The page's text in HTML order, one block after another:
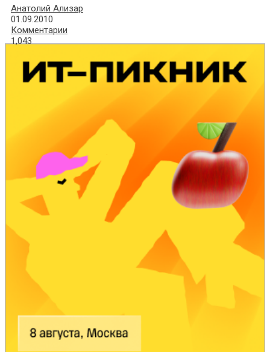
Анатолий Ализар
01.09.2010
Комментарии
1,043